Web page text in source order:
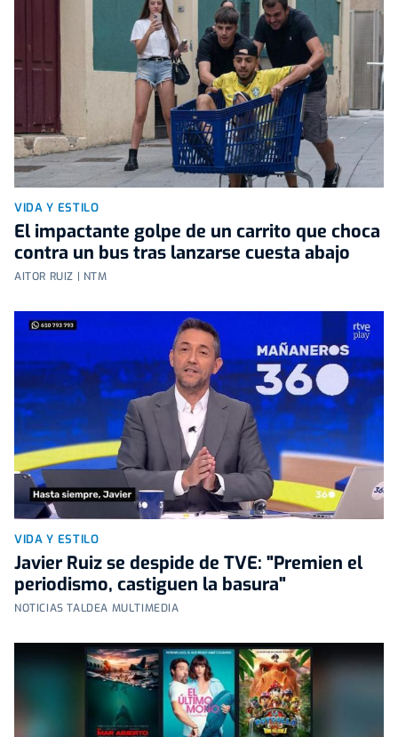
VIDA Y ESTILO
El impactante golpe de un carrito que choca
contra un bus tras lanzarse cuesta abajo
AITOR RUIZ | NTM
VIDA Y ESTILO
Javier Ruiz se despide de TVE: "Premien el
periodismo, castiguen la basura"
NOTICIAS TALDEA MULTIMEDIA